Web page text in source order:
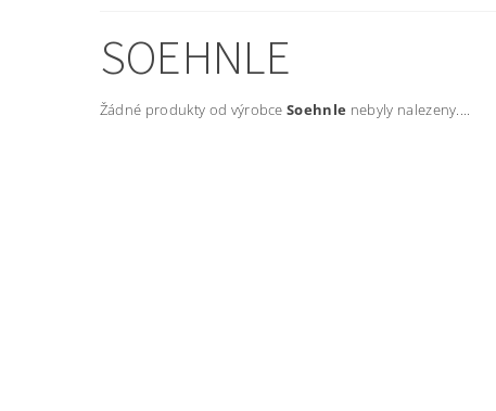
SOEHNLE
Žádné produkty od výrobceSoehnle nebyly nalezeny....